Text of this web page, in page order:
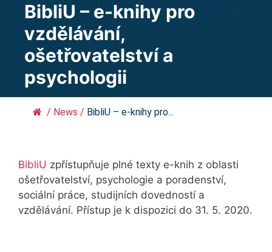
BibliU – e-knihy pro
vzdělávání,
ošetřovatelství a
psychologii
/ News / BibliU – e-knihy pro...
BibliU zpřístupňuje plné texty e-knih z oblasti
ošetřovatelství, psychologie a poradenství,
sociální práce, studijních dovedností a
vzdělávání. Přístup je k dispozici do 31. 5. 2020.